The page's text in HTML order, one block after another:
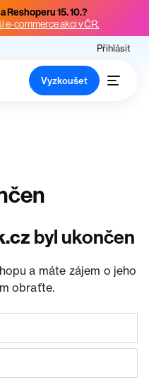
Reshoperu 15. 10.?
e-commerce akci v ČR.
Přihlásit
Vyzkoušet
byl ukončen
a máte zájem o jeho
obraťte.